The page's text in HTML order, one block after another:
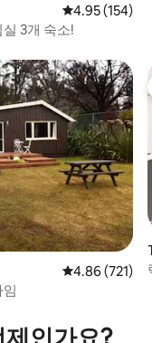
평점 4.95점(5
4.95 (154)
3개 숙소!
평점 4.86점(5
4.86 (721)